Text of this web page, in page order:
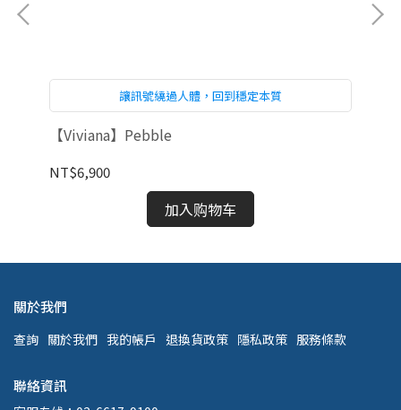
讓訊號繞過人體，回到穩定本質
【Viviana】Pebble
NT$6,900
加入购物车
關於我們
查詢 關於我們 我的帳戶 退換貨政策 隱私政策 服務條款
聯絡資訊